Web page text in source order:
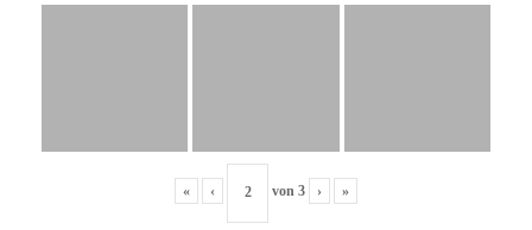
« ‹ von 3 › »